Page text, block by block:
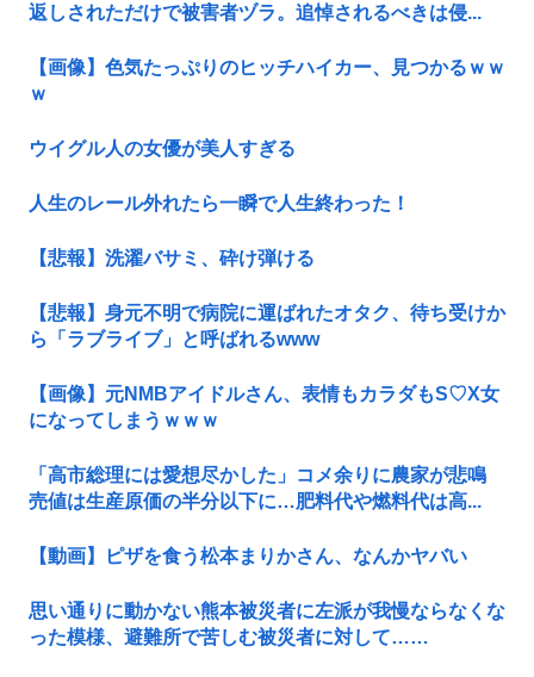
返しされただけで被害者ヅラ。追悼されるべきは侵...
【画像】色気たっぷりのヒッチハイカー、見つかるｗｗ
ｗ
ウイグル人の女優が美人すぎる
人生のレール外れたら一瞬で人生終わった！
【悲報】洗濯バサミ、砕け弾ける
【悲報】身元不明で病院に運ばれたオタク、待ち受けか
ら「ラブライブ」と呼ばれるwww
【画像】元NMBアイドルさん、表情もカラダもS♡X女
になってしまうｗｗｗ
「高市総理には愛想尽かした」コメ余りに農家が悲鳴
売値は生産原価の半分以下に…肥料代や燃料代は高...
【動画】ピザを食う松本まりかさん、なんかヤバい
思い通りに動かない熊本被災者に左派が我慢ならなくな
った模様、避難所で苦しむ被災者に対して……